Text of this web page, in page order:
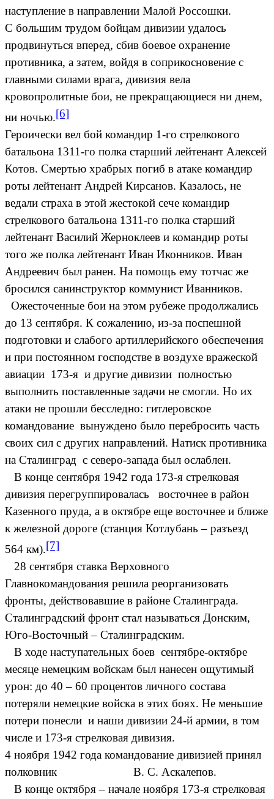
наступление в направлении Малой Россошки.
С большим трудом бойцам дивизии удалось
продвинуться вперед, сбив боевое охранение
противника, а затем, войдя в соприкосновение с
главными силами врага, дивизия вела
кровопролитные бои, не прекращающиеся ни днем,
ни ночью.[6]
Героически вел бой командир 1-го стрелкового
батальона 1311-го полка старший лейтенант Алексей
Котов. Смертью храбрых погиб в атаке командир
роты лейтенант Андрей Кирсанов. Казалось, не
ведали страха в этой жестокой сече командир
стрелкового батальона 1311-го полка старший
лейтенант Василий Жерноклеев и командир роты
того же полка лейтенант Иван Иконников. Иван
Андреевич был ранен. На помощь ему тотчас же
бросился санинструктор коммунист Иванников.
Ожесточенные бои на этом рубеже продолжались
до 13 сентября. К сожалению, из-за поспешной
подготовки и слабого артиллерийского обеспечения
и при постоянном господстве в воздухе вражеской
авиации 173-я и другие дивизии полностью
выполнить поставленные задачи не смогли. Но их
атаки не прошли бесследно: гитлеровское
командование вынуждено было перебросить часть
своих сил с других направлений. Натиск противника
на Сталинград с северо-запада был ослаблен.
В конце сентября 1942 года 173-я стрелковая
дивизия перегруппировалась восточнее в район
Казенного пруда, а в октябре еще восточнее и ближе
к железной дороге (станция Котлубань – разъезд
564 км).[7]
28 сентября ставка Верховного
Главнокомандования решила реорганизовать
фронты, действовавшие в районе Сталинграда.
Сталинградский фронт стал называться Донским,
Юго-Восточный – Сталинградским.
В ходе наступательных боев сентябре-октябре
месяце немецким войскам был нанесен ощутимый
урон: до 40 – 60 процентов личного состава
потеряли немецкие войска в этих боях. Не меньшие
потери понесли и наши дивизии 24-й армии, в том
числе и 173-я стрелковая дивизия.
4 ноября 1942 года командование дивизией принял
полковник В. С. Аскалепов.
В конце октября – начале ноября 173-я стрелковая